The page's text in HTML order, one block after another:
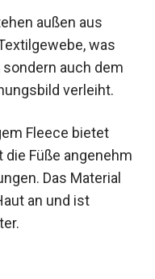
außen aus
was
auch dem
verleiht.
Fleece bietet
Füße angenehm
Das Material
an und ist